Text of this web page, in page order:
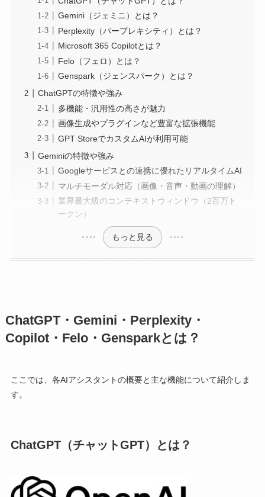
Gemini（ジェミニ）とは？
Perplexity（パープレキシティ）とは？
Microsoft 365 Copilotとは？
Felo（フェロ）とは？
Genspark（ジェンスパーク）とは？
ChatGPTの特徴や強み
多機能・汎用性の高さが魅力
画像生成やプラグインなど豊富な拡張機能
GPT StoreでカスタムAIが利用可能
Geminiの特徴や強み
Googleサービスとの連携に優れたリアルタイムAI
マルチモーダル対応（画像・音声・動画の理解）
業界最大級のコンテキストウィンドウ（2百万ト
ークン）
もっと見る
ChatGPT・Gemini・Perplexity・
Copilot・Felo・Gensparkとは？
ここでは、各AIアシスタントの概要と主な機能について紹介しま
す。
ChatGPT（チャットGPT）とは？